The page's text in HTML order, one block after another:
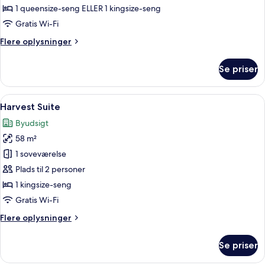
1 queensize-seng ELLER 1 kingsize-seng
Gratis Wi-Fi
Flere oplysninger
Flere
Suite
Se priser
Indlæs
alle
billeder
af
Harvest
Suite
Et hotelværelse med en stor seng,
13
Harvest Suite
Byudsigt
58 m²
1 soveværelse
Plads til 2 personer
1 kingsize-seng
Gratis Wi-Fi
Flere oplysninger
Flere
Suite
Se priser